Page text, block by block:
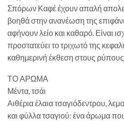
Σπόρων Καφέ έχουν απαλή
βοηθά στην ανανέωση της
αφήνουν λείο και καθαρό. Είναι
προστατεύει το τριχωτό της
καθημερινή έκθεση στους ρύπους.
ΤΟ ΑΡΩΜΑ
Μέντα, τσάι
Αιθέρια έλαια τσαγιόδεντρου,
και φύλλα τσαγιού: ένα άρωμα